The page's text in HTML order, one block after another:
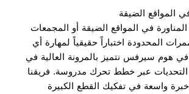
المواقع الضيقة
في المواقع الضيقة أو المجمعات
المحدودة اختباراً حقيقياً لمهارة أي
هوم سيرفس نتميز بالمرونة العالية في
التحديات عبر خطط تحرك مدروسة. فريقنا
خبرة واسعة في تفكيك القطع الكبيرة